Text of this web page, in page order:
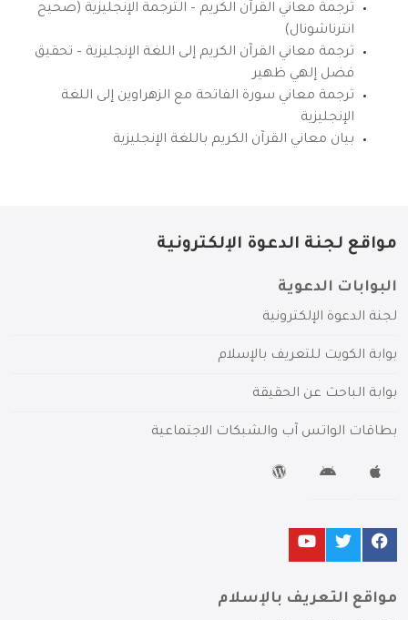
ترجمة معاني القرآن الكريم – الترجمة الإنجليزية (صحيح
انترناشونال)
ترجمة معاني القرآن الكريم إلى اللغة الإنجليزية – تحقيق
فضل إلهي ظهير
ترجمة معاني سورة الفاتحة مع الزهراوين إلى اللغة
الإنجليزية
بيان معاني القرآن الكريم باللغة الإنجليزية
مواقع لجنة الدعوة الإلكترونية
البوابات الدعوية
لجنة الدعوة الإلكترونية
بوابة الكويت للتعريف بالإسلام
بوابة الباحث عن الحقيقة
بطاقات الواتس آب والشبكات الاجتماعية
مواقع التعريف بالإسلام